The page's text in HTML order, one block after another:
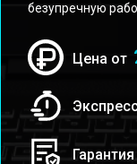
безупречную
Цена от